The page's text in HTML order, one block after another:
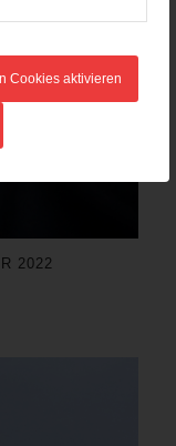
Cookies aktivieren
2022